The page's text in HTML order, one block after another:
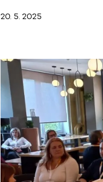
20. 5. 2025